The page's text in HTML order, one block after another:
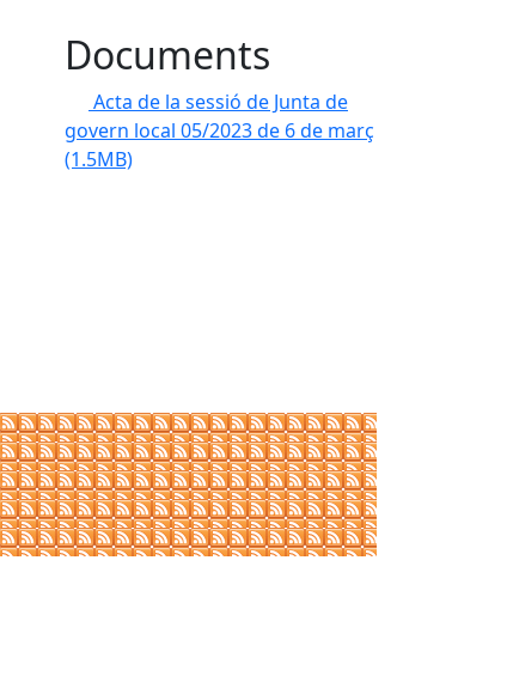
Documents
Acta de la sessió de Junta de
govern local 05/2023 de 6 de març
(1.5MB)